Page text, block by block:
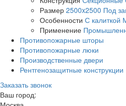
Размер 2500x2500 Под
Особенности С калиткой
Применение
Противопожарные шторы
Противопожарные люки
Производственные двери
Рентгенозащитные конструкции
Заказать звонок
Ваш город: